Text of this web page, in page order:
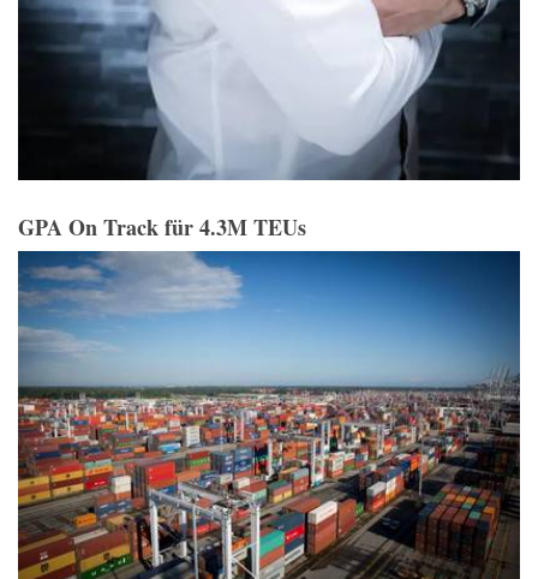
GPA On Track für 4.3M TEUs